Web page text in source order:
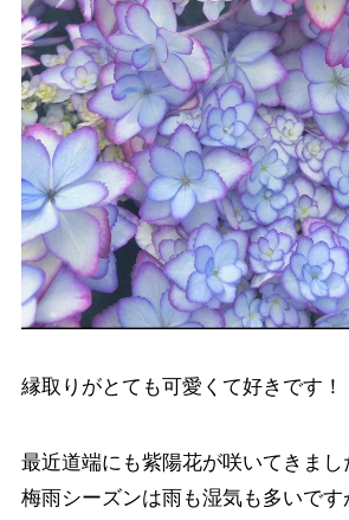
縁取りがとても可愛くて好きです！
最近道端にも紫陽花が咲いてきまし
梅雨シーズンは雨も湿気も多いで